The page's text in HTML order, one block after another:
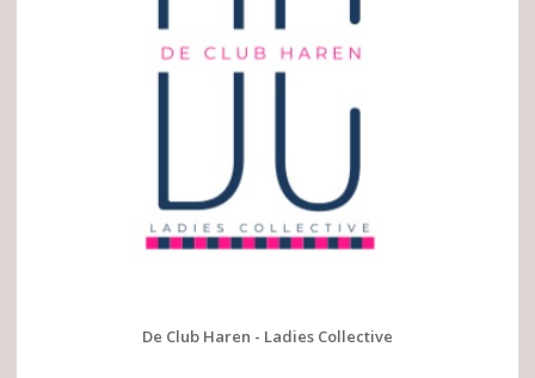
De Club Haren - Ladies Collective